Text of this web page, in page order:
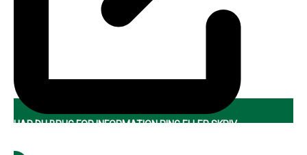
HAR DU BRUG FOR INFORMATION RING ELLER SKRIV